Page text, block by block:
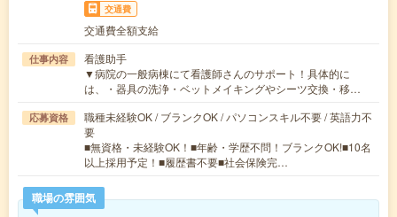
交通費
交通費全額支給
仕事内容
看護助手
▼病院の一般病棟にて看護師さんのサポート！具体的に
は、・器具の洗浄・ベットメイキングやシーツ交換・移…
応募資格
職種未経験OK / ブランクOK / パソコンスキル不要 / 英語力不
要
■無資格・未経験OK！■年齢・学歴不問！ブランクOK!■10名
以上採用予定！■履歴書不要■社会保険完…
職場の雰囲気